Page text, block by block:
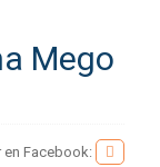
Mego
en Facebook: